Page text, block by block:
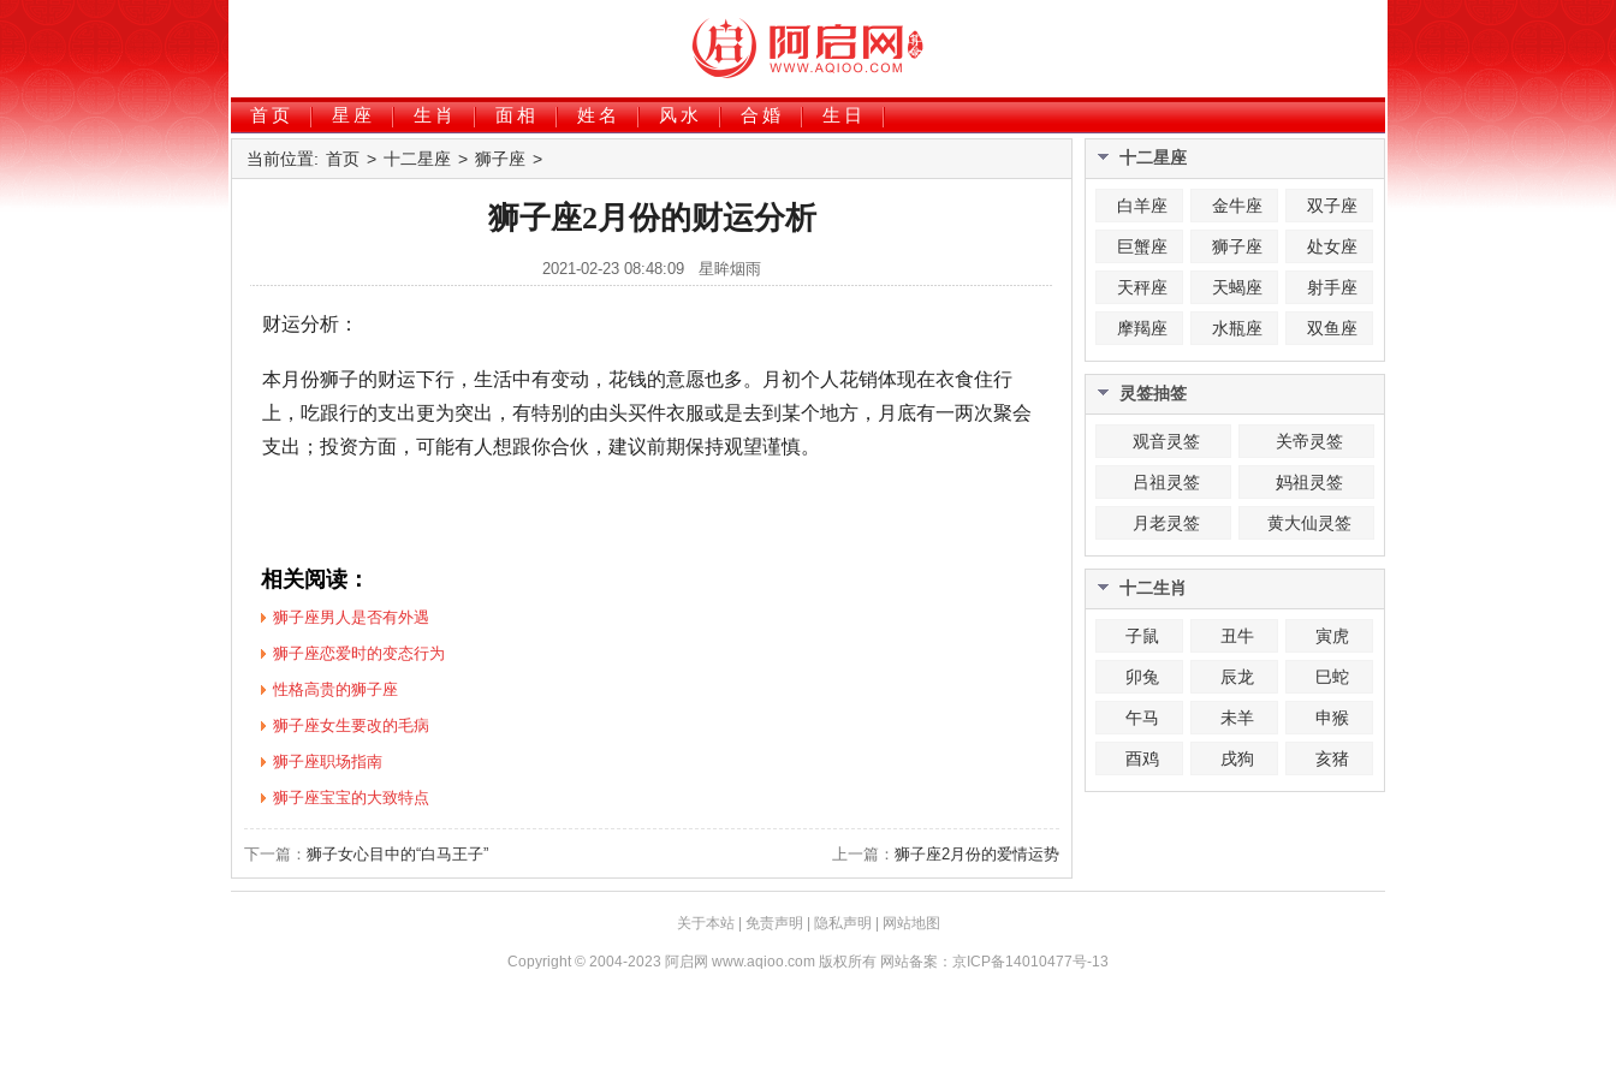
首页 星座 生肖 面相 姓名 风水 合婚 生日
当前位置: 首页 > 十二星座 > 狮子座 >
狮子座2月份的财运分析
2021-02-23 08:48:09 星眸烟雨
财运分析：
本月份狮子的财运下行，生活中有变动，花钱的意愿也多。月初个人花销体现在衣食住行
上，吃跟行的支出更为突出，有特别的由头买件衣服或是去到某个地方，月底有一两次聚会
支出；投资方面，可能有人想跟你合伙，建议前期保持观望谨慎。
相关阅读：
狮子座男人是否有外遇
狮子座恋爱时的变态行为
性格高贵的狮子座
狮子座女生要改的毛病
狮子座职场指南
狮子座宝宝的大致特点
下一篇： 狮子女心目中的“白马王子” 上一篇： 狮子座2月份的爱情运势
十二星座
白羊座 金牛座 双子座
巨蟹座 狮子座 处女座
天秤座 天蝎座 射手座
摩羯座 水瓶座 双鱼座
灵签抽签
观音灵签 关帝灵签
吕祖灵签 妈祖灵签
月老灵签 黄大仙灵签
十二生肖
子鼠 丑牛 寅虎
卯兔 辰龙 巳蛇
午马 未羊 申猴
酉鸡 戌狗 亥猪
关于本站| 免责声明 隐私声明 网站地图
Copyright © 2004-2023 阿启网 www.aqioo.com 版权所有 网站备案： 京ICP备14010477号-13